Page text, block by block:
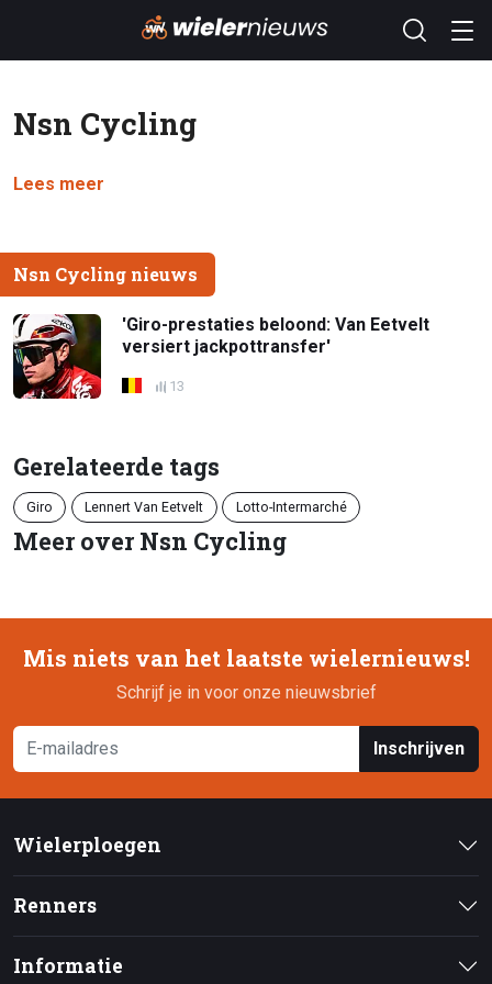
Nsn Cycling
Lees meer
Nsn Cycling nieuws
'Giro-prestaties beloond: Van Eetvelt
versiert jackpottransfer'
13
Gerelateerde tags
Giro Lennert Van Eetvelt Lotto-Intermarché
Meer over Nsn Cycling
Mis niets van het laatste wielernieuws!
Schrijf je in voor onze nieuwsbrief
Inschrijven
Wielerploegen
Renners
Informatie